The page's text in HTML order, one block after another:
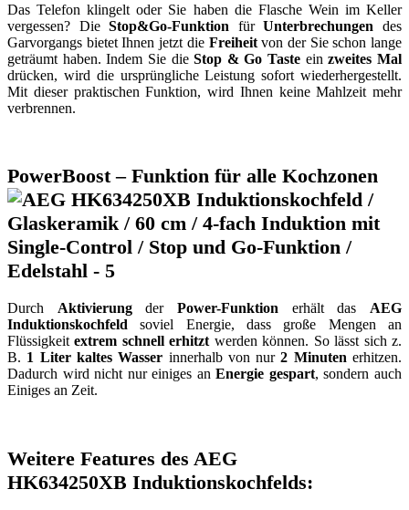
Das Telefon klingelt oder Sie haben die Flasche Wein im Keller
vergessen? DieStop&Go-Funktion fürUnterbrechungen des
Garvorgangs bietet Ihnen jetzt die Freiheitvon der Sie schon lange
geträumt haben. Indem Sie dieStop & Go Taste einzweites Mal
drücken, wird die ursprüngliche Leistung sofort wiederhergestellt.
Mit dieser praktischen Funktion, wird Ihnen keine Mahlzeit mehr
verbrennen.
PowerBoost – Funktion für alle Kochzonen
Durch AktivierungderPower-Funktion erhält das AEG
Induktionskochfeld soviel Energie, dass große Mengen an
Flüssigkeitextrem schnell erhitzt werden können. So lässt sich z.
B. 1 Liter kaltes Wasser innerhalb von nur2 Minuten erhitzen.
Dadurch wird nicht nur einiges anEnergie gespart, sondern auch
Einiges an Zeit.
Weitere Features des AEG
HK634250XB Induktionskochfelds: